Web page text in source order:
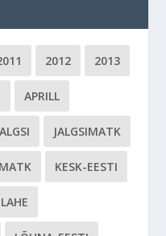
2012 2013
APRILL
JALGSIMATK
KESK-EESTI
LAHE